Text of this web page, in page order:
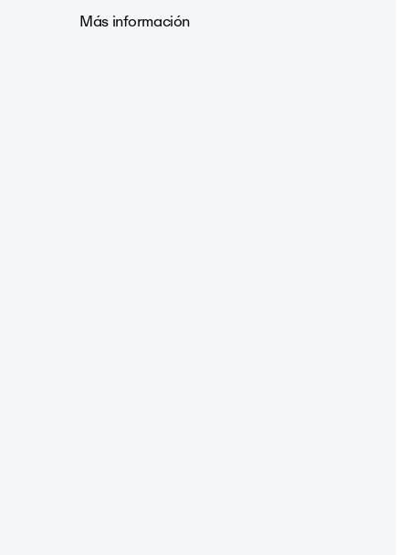
Más información